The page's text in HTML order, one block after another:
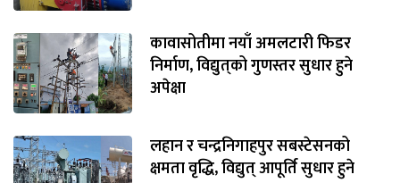
कावासोतीमा नयाँ अमलटारी फिडर
निर्माण, विद्युत्‌को गुणस्तर सुधार हुने
अपेक्षा
लहान र चन्द्रनिगाहपुर सबस्टेसनको
क्षमता वृद्धि, विद्युत् आपूर्ति सुधार हुने